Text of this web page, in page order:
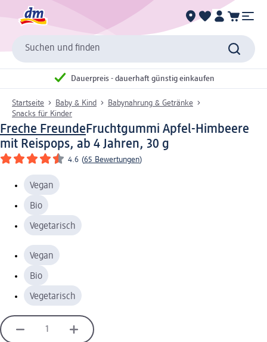
Suchen und finden
Dauerpreis - dauerhaft günstig einkaufen
Startseite Baby & Kind
Babynahrung & Getränke
Snacks für Kinder
Freche FreundeFruchtgummi Apfel-Himbeere
mit Reispops, ab 4 Jahren, 30 g
4.6 (65 Bewertungen)
Vegan
Bio
Vegetarisch
Vegan
Bio
Vegetarisch